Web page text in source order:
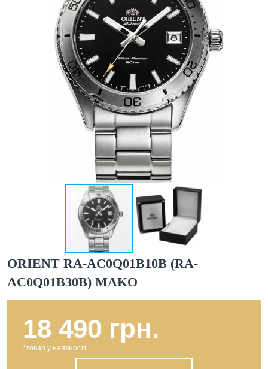
ORIENT RA-AC0Q01B10B (RA-
AC0Q01B30B) MAKO
18 490 грн.
*товар у наявності.